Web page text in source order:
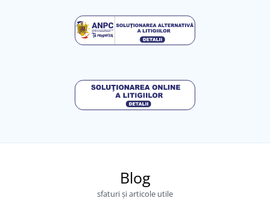
Blog
sfaturi și articole utile